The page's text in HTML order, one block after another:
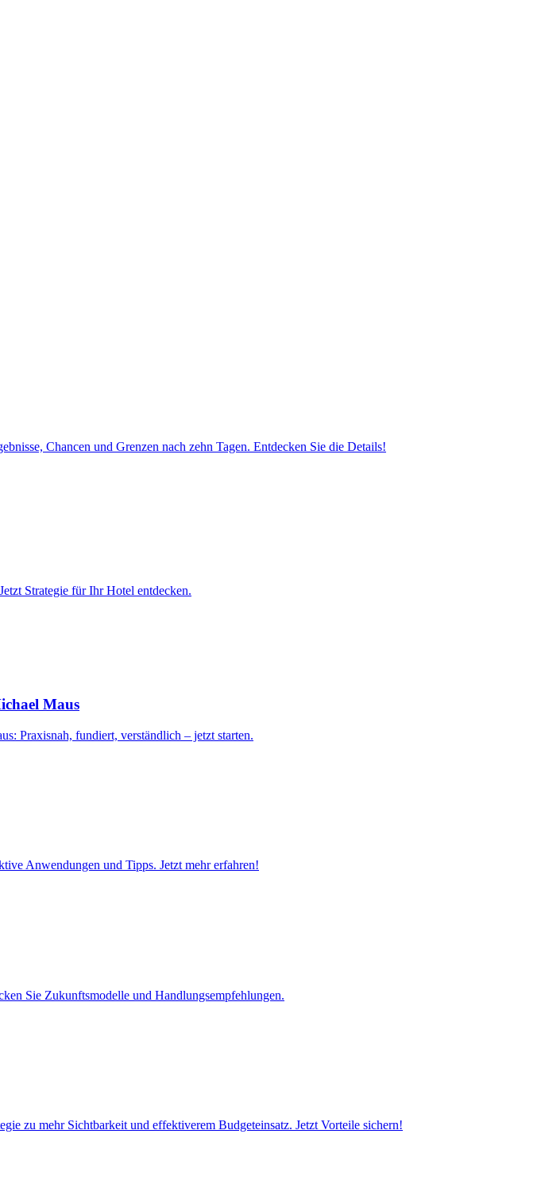
Chancen und Grenzen nach zehn Tagen. Entdecken Sie die Details!
Strategie für Ihr Hotel entdecken.
Maus
Praxisnah, fundiert, verständlich – jetzt starten.
Anwendungen und Tipps. Jetzt mehr erfahren!
Sie Zukunftsmodelle und Handlungsempfehlungen.
zu mehr Sichtbarkeit und effektiverem Budgeteinsatz. Jetzt Vorteile sichern!